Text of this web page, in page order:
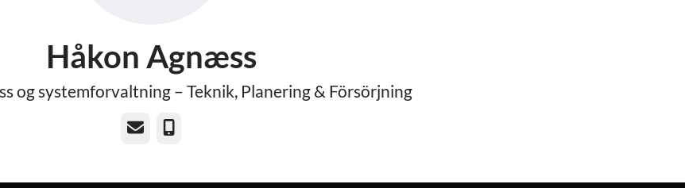
Håkon Agnæss
og systemforvaltning – Teknik, Planering & Försörjning
E-post Telefon